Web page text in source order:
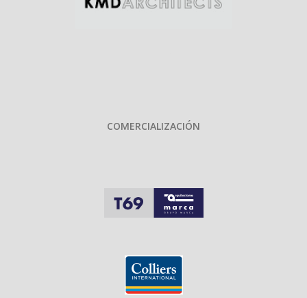
COMERCIALIZACIÓN